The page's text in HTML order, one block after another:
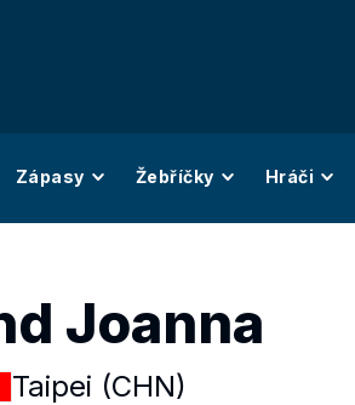
Zápasy Žebříčky Hráči
Joanna
Taipei (CHN)